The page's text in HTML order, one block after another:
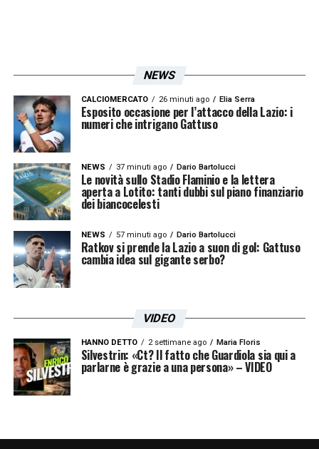
NEWS
CALCIOMERCATO 26 minuti ago Elia Serra
Esposito occasione per l’attacco della Lazio: i
numeri che intrigano Gattuso
NEWS 37 minuti ago Dario Bartolucci
Le novità sullo Stadio Flaminio e la lettera
aperta a Lotito: tanti dubbi sul piano finanziario
dei biancocelesti
NEWS 57 minuti ago Dario Bartolucci
Ratkov si prende la Lazio a suon di gol: Gattuso
cambia idea sul gigante serbo?
VIDEO
HANNO DETTO 2 settimane ago Maria Floris
Silvestrin: «Ct? Il fatto che Guardiola sia qui a
parlarne è grazie a una persona» – VIDEO